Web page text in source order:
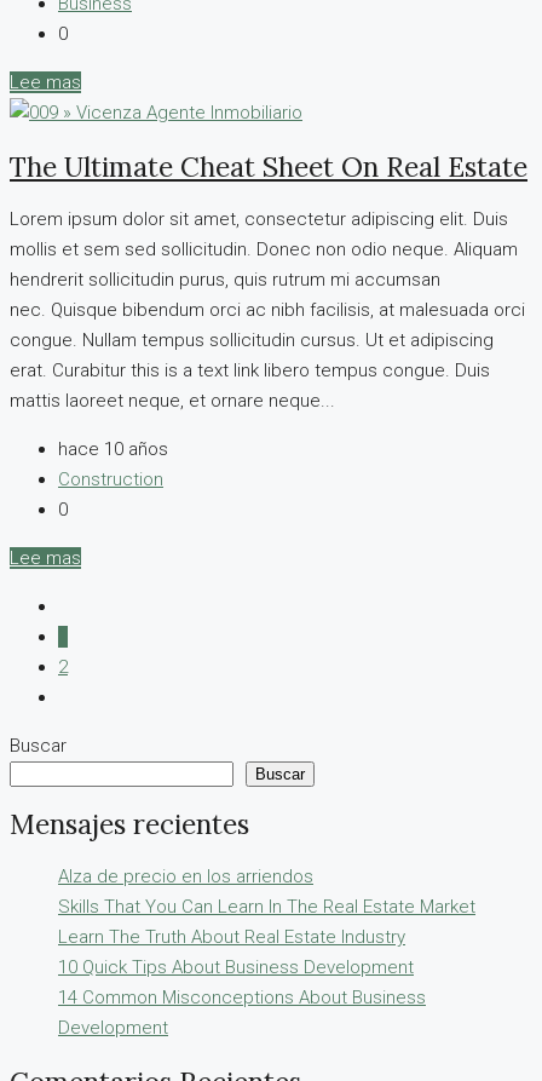
0
Lee mas
The Ultimate Cheat Sheet On Real Estate
Lorem ipsum dolor sit amet, consectetur adipiscing elit. Duis
mollis et sem sed sollicitudin. Donec non odio neque. Aliquam
hendrerit sollicitudin purus, quis rutrum mi accumsan
nec. Quisque bibendum orci ac nibh facilisis, at malesuada orci
congue. Nullam tempus sollicitudin cursus. Ut et adipiscing
erat. Curabitur this is a text link libero tempus congue. Duis
mattis laoreet neque, et ornare neque...
hace 10 años
Construction
0
Lee mas
2
Buscar
Buscar
Mensajes recientes
Alza de precio en los arriendos
Skills That You Can Learn In The Real Estate Market
Learn The Truth About Real Estate Industry
10 Quick Tips About Business Development
14 Common Misconceptions About Business
Development